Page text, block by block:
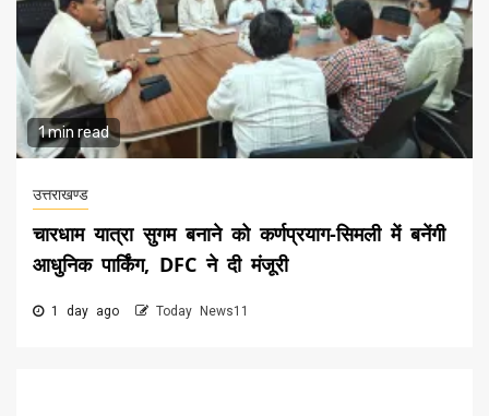
1 min read
उत्तराखण्ड
चारधाम यात्रा सुगम बनाने को कर्णप्रयाग-सिमली में बनेंगी
आधुनिक पार्किंग, DFC ने दी मंजूरी
1 day ago Today News11